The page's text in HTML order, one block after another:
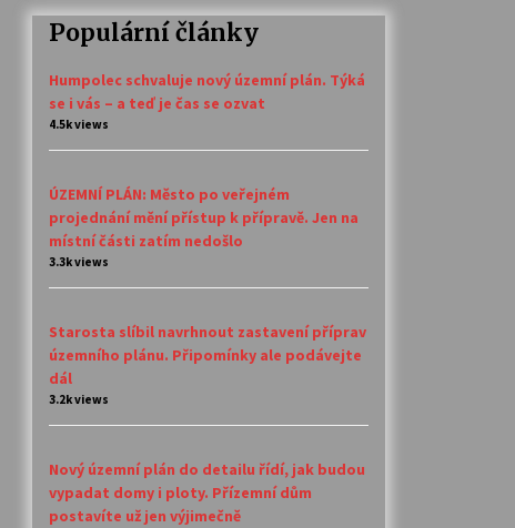
Populární články
Humpolec schvaluje nový územní plán. Týká
se i vás – a teď je čas se ozvat
4.5k views
ÚZEMNÍ PLÁN: Město po veřejném
projednání mění přístup k přípravě. Jen na
místní části zatím nedošlo
3.3k views
Starosta slíbil navrhnout zastavení příprav
územního plánu. Připomínky ale podávejte
dál
3.2k views
Nový územní plán do detailu řídí, jak budou
vypadat domy i ploty. Přízemní dům
postavíte už jen výjimečně